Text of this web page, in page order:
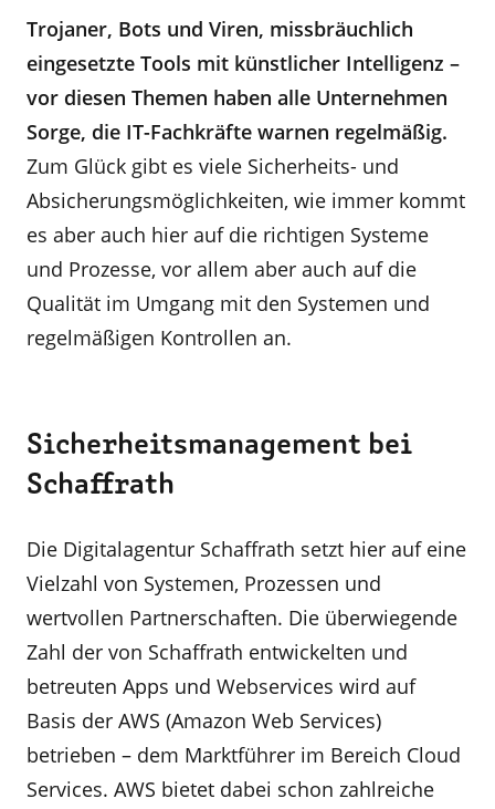
Trojaner, Bots und Viren, missbräuchlich
eingesetzte Tools mit künstlicher Intelligenz –
vor diesen Themen haben alle Unternehmen
Sorge, die IT-Fachkräfte warnen regelmäßig.
Zum Glück gibt es viele Sicherheits- und
Absicherungsmöglichkeiten, wie immer kommt
es aber auch hier auf die richtigen Systeme
und Prozesse, vor allem aber auch auf die
Qualität im Umgang mit den Systemen und
regelmäßigen Kontrollen an.
Sicherheitsmanagement bei
Schaffrath
Die Digitalagentur Schaffrath setzt hier auf eine
Vielzahl von Systemen, Prozessen und
wertvollen Partnerschaften. Die überwiegende
Zahl der von Schaffrath entwickelten und
betreuten Apps und Webservices wird auf
Basis der AWS (Amazon Web Services)
betrieben – dem Marktführer im Bereich Cloud
Services. AWS bietet dabei schon zahlreiche